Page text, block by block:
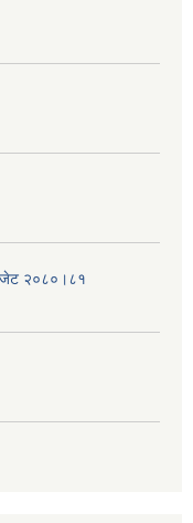
बजेट २०८०।८१